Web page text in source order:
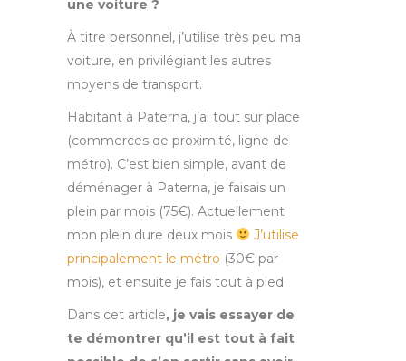
une voiture ?
À titre personnel, j’utilise très peu ma
voiture, en privilégiant les autres
moyens de transport.
Habitant à Paterna, j’ai tout sur place
(commerces de proximité, ligne de
métro). C’est bien simple, avant de
déménager à Paterna, je faisais un
plein par mois (75€). Actuellement
mon plein dure deux mois
J’utilise
principalement le métro (30€ par
mois), et ensuite je fais tout à pied.
Dans cet article, je vais essayer de
te démontrer qu’il est tout à fait